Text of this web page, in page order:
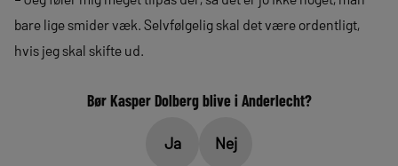
bare lige smider væk. Selvfølgelig skal det være ordentligt,
hvis jeg skal skifte ud.
Bør Kasper Dolberg blive i Anderlecht?
Ja Nej